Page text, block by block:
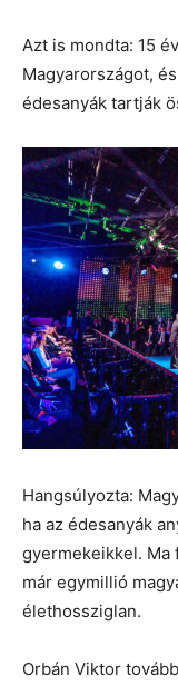
Azt is mondta: 15
Magyarországot,
édesanyák tartják
Hangsúlyozta:
ha az édesanyák
gyermekeikkel. Ma
már egymillió
élethossziglan.
Orbán Viktor